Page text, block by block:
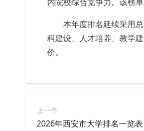
本年度排名延续采用
科建设、人才培养、教学
价。
上一个
2026年西安市大学排名一览表